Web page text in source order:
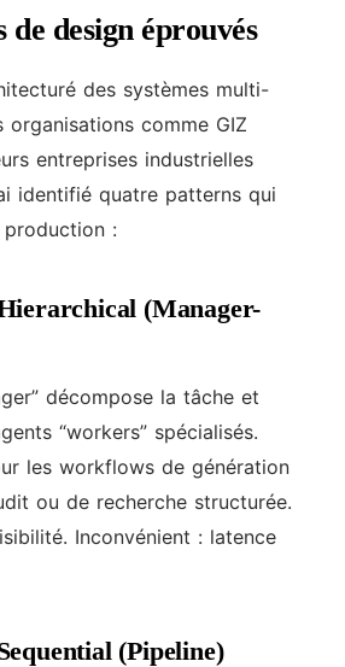
de design éprouvés
des systèmes multi-
organisations comme GIZ
entreprises industrielles
identifié quatre patterns qui
:
(Manager-
décompose la tâche et
“workers” spécialisés.
les workflows de génération
ou de recherche structurée.
Inconvénient : latence
(Pipeline)